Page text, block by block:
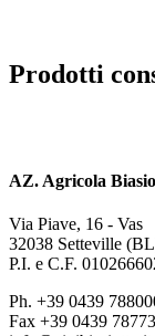
Prodotti
AZ. Agricola
Via Piave, 16 - Vas
32038 Setteville
P.I. e C.F.
Ph. +39 0439
Fax +39 0439